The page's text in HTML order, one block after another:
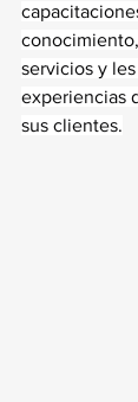
servicios y
experiencias
sus clientes.